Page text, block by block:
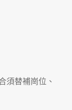
須替補崗位、